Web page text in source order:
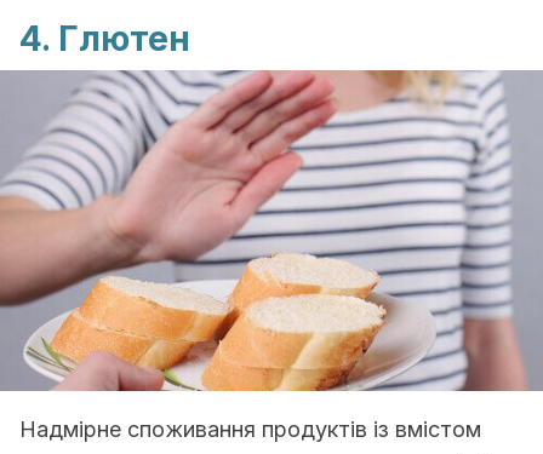
4. Глютен
Надмірне споживання продуктів із вмістом